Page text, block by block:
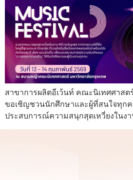
สาขาการผลิตอีเว้นท์ คณะนิเทศศาสต
ขอเชิญชวนนักศึกษาและผู้ที่สนใจทุก
ประสบการณ์ความสนุกสุดเหวี่ยงในงา